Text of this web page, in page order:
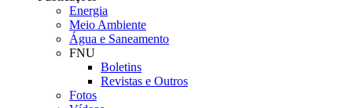
Energia
Meio Ambiente
Água e Saneamento
FNU
Boletins
Revistas e Outros
Fotos